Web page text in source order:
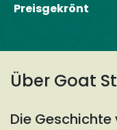
Preisgekrönt
Über Goat
Die